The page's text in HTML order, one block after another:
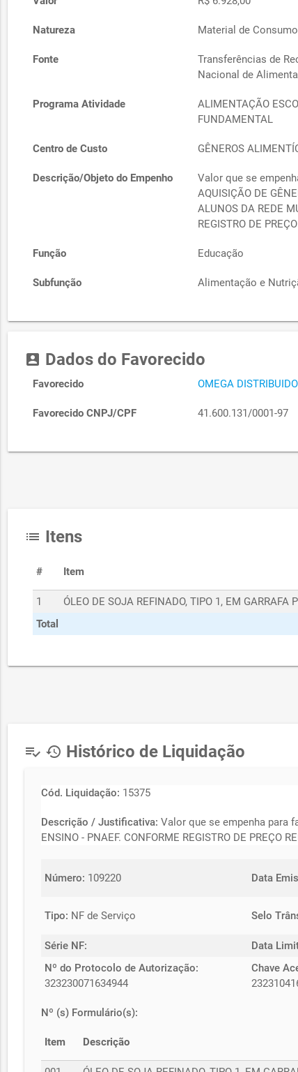
Natureza Material de Consumo
Fonte
Transferências de
Nacional de
Programa Atividade
ALIMENTAÇÃO
FUNDAMENTAL
Centro de Custo GÊNEROS
Descrição/Objeto do Empenho
Valor que se
AQUISIÇÃO DE
ALUNOS DA REDE
REGISTRO DE
Função Educação
Subfunção Alimentação e
account_box Dados do Favorecido
Favorecido OMEGA
Favorecido CNPJ/CPF 41.600.131/0001-97
list Itens
# Item
1 ÓLEO DE SOJA REFINADO, TIPO 1, EM GARRAFA
Total
playlist_add_check history Histórico de Liquidação
Cód. Liquidação: 15375
Descrição / Justificativa: Valor que se empenha para
ENSINO - PNAEF. CONFORME REGISTRO DE PREÇO
Número: 109220 Data
Tipo: NF de Serviço Selo
Série NF:
Data
Nº do Protocolo de Autorização:
323230071634944
Chave
Nº (s) Formulário(s):
Item Descrição